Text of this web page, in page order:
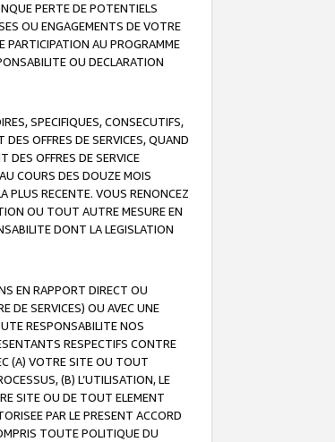
PERTE DE POTENTIELS
OU ENGAGEMENTS DE VOTRE
PARTICIPATION AU PROGRAMME
OU DECLARATION
SPECIFIQUES, CONSECUTIFS,
OFFRES DE SERVICES, QUAND
DES OFFRES DE SERVICE
COURS DES DOUZE MOIS
PLUS RECENTE. VOUS RENONCEZ
OU TOUT AUTRE MESURE EN
DONT LA LEGISLATION
EN RAPPORT DIRECT OU
DE SERVICES) OU AVEC UNE
RESPONSABILITE NOS
RESPECTIFS CONTRE
(A) VOTRE SITE OU TOUT
(B) L’UTILISATION, LE
SITE OU DE TOUT ELEMENT
PAR LE PRESENT ACCORD
TOUTE POLITIQUE DU